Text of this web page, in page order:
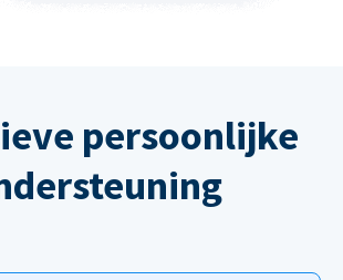
persoonlijke